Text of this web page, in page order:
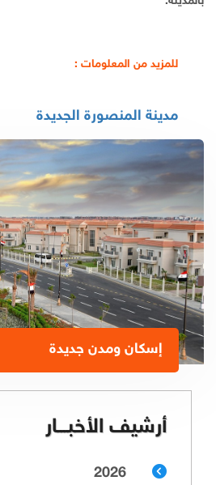
للمزيد من المعلومات :
مدينة المنصورة الجديدة
إسكان ومدن جديدة
أرشيف الأخبـــار
2026